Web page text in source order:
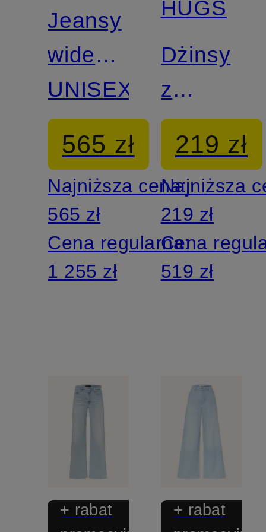
Jeansy
wide
leg
NOA
UNISEX
565 zł
Najniższa cena:
565 zł
Cena regularna:
1 255 zł
HUGS
Dżinsy
z
szerokimi
219 zł
Najniższa
219 zł
Cena
519 zł
+ rabat
+ rabat